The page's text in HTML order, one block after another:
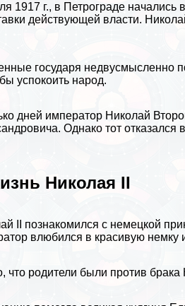
1917 г., в Петрограде начались
действующей власти.
государя недвусмысленно
успокоить народ.
дней император Николай
Однако тот
Николая II
II познакомился с немецкой
влюбился в красивую немку
что родители были против